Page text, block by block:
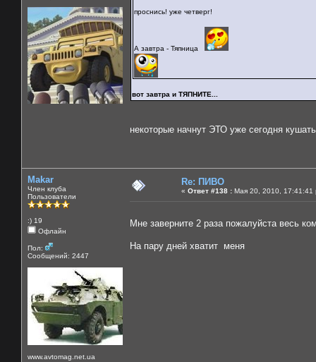
проснись! уже четверг!
А завтра - Тяпница
вот завтра и ТЯПНИТЕ...
некоторые начнут ЭТО уже сегодня
Makar
Член клуба
Пользователи
:) 19
Офлайн
Пол:
Сообщений: 2447
www.avtomag.net.ua
Re: ПИВО
« Ответ #138 : Мая 20, 2010, 17:41:41
Мне заверните 2 раза пожалуйста весь
На пару дней хватит меня